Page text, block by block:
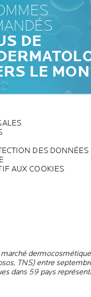
DE
LE
DES
AUX COOKIES
TNS) entre
dans 59 pays